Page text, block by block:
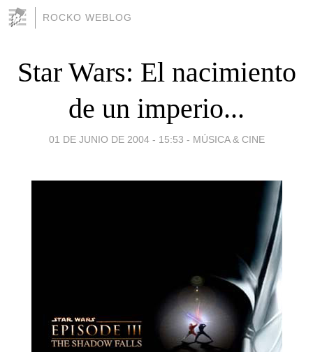
ROCKO WEBLOG
Star Wars: El nacimiento
de un imperio...
01 DE JUNIO DE 2004 - 15:53 - MÚSICA & CINE